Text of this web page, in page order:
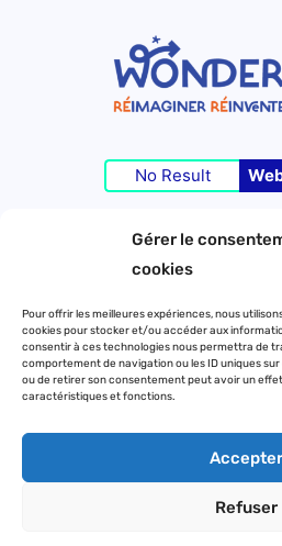
Gérer le
cookies
Pour offrir les meilleures expériences, nous
cookies pour stocker et/ou accéder aux
consentir à ces technologies nous permettra de
comportement de navigation ou les ID uniques
ou de retirer son consentement peut avoir un
caractéristiques et fonctions.
Accepter
Refuser
No Result
Contact
Mentions légales
L
T